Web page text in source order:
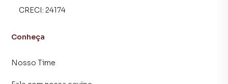
fazer tudo online, direto do seu computador ou
simplificar a relação de proprietários, inquilinos e
compradores com o mercado imobiliário.
Anuncie seu imóvel! É fácil, rápido e gratuito! A Executivo
CRECI: 24174
Conheça
Nosso Time